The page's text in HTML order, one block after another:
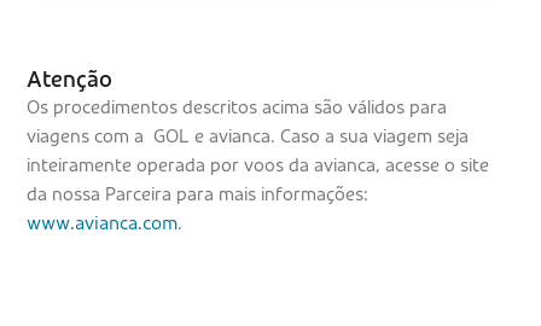
Atenção
Os procedimentos descritos acima são válidos para
viagens com a GOL e avianca. Caso a sua viagem seja
inteiramente operada por voos da avianca, acesse o site
da nossa Parceira para mais informações:
www.avianca.com.